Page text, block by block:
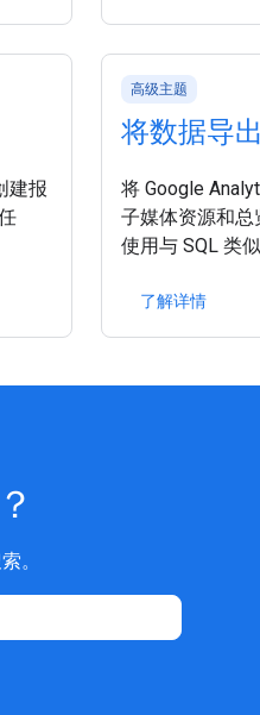
建报
高级主题
将数据导
将 Google
子媒体资源和总
使用与 SQL 类
了解详情
。